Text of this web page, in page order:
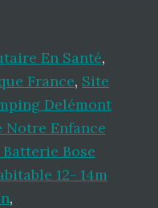
En Santé,
France, Site
Delémont
Notre Enfance
Bose
12- 14m
,